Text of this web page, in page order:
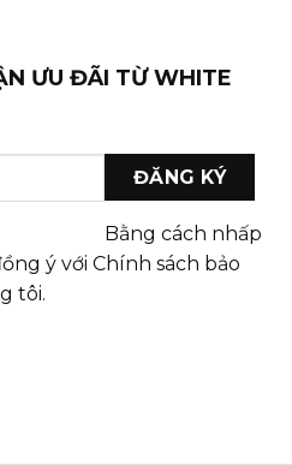
ƯU ĐÃI TỪ WHITE
Bằng cách nhấp
ý với Chính sách bảo
tôi.